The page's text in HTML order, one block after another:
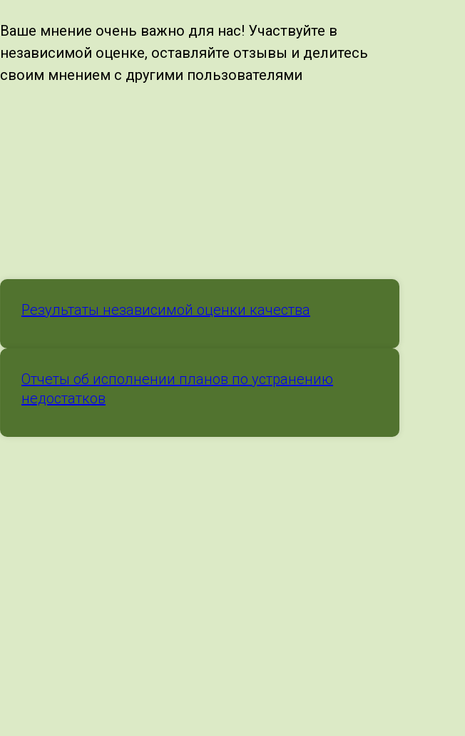
Ваше мнение очень важно для нас! Участвуйте в
независимой оценке, оставляйте отзывы и делитесь
своим мнением с другими пользователями
Результаты независимой оценки качества
Отчеты об исполнении планов по устранению
недостатков